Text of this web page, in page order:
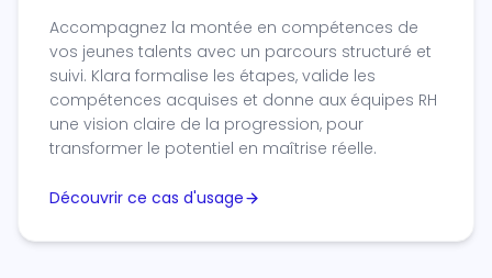
Accompagnez la montée en compétences de
vos jeunes talents avec un parcours structuré et
suivi. Klara formalise les étapes, valide les
compétences acquises et donne aux équipes RH
une vision claire de la progression, pour
transformer le potentiel en maîtrise réelle.
Découvrir ce cas d'usage